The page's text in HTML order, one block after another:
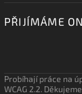
PŘIJÍMÁME
Probíhají práce na
WCAG 2.2.